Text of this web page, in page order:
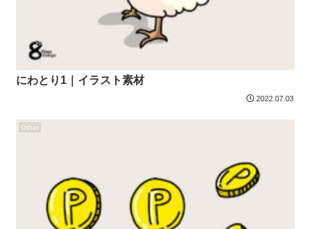
にわとり1｜イラスト素材
2022.07.03
Other